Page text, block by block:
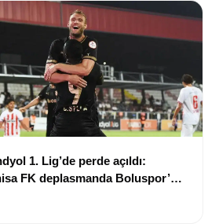
1. Lig’de perde açıldı:
FK deplasmanda Boluspor’u